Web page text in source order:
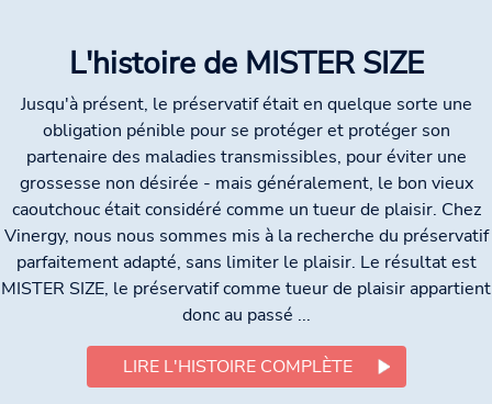
L'histoire de MISTER SIZE
Jusqu'à présent, le préservatif était en quelque sorte une
obligation pénible pour se protéger et protéger son
partenaire des maladies transmissibles, pour éviter une
grossesse non désirée - mais généralement, le bon vieux
caoutchouc était considéré comme un tueur de plaisir. Chez
Vinergy, nous nous sommes mis à la recherche du préservatif
parfaitement adapté, sans limiter le plaisir. Le résultat est
MISTER SIZE, le préservatif comme tueur de plaisir appartient
donc au passé ...
LIRE L'HISTOIRE COMPLÈTE